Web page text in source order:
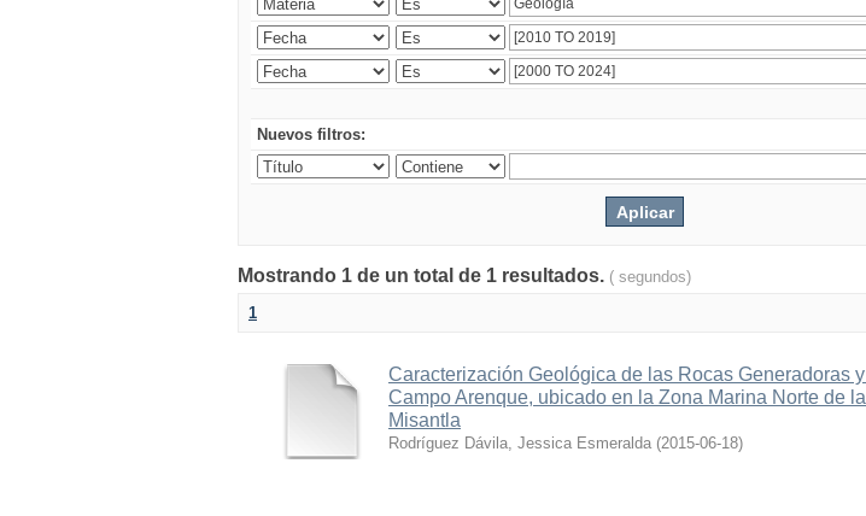
Nuevos filtros:
Mostrando 1 de un total de 1 resultados. ( segundos)
1
Caracterización Geológica de las Rocas Generadoras
Campo Arenque, ubicado en la Zona Marina Norte de
Misantla
Rodríguez Dávila, Jessica Esmeralda (2015-06-18)